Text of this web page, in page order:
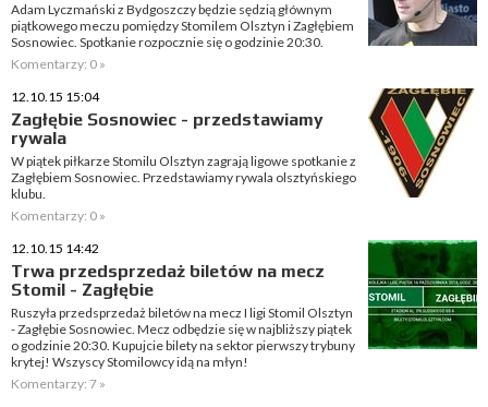
Adam Lyczmański z Bydgoszczy będzie sędzią głównym
piątkowego meczu pomiędzy Stomilem Olsztyn i Zagłębiem
Sosnowiec. Spotkanie rozpocznie się o godzinie 20:30.
Komentarzy: 0 »
12.10.15 15:04
Zagłębie Sosnowiec - przedstawiamy
rywala
W piątek piłkarze Stomilu Olsztyn zagrają ligowe spotkanie z
Zagłębiem Sosnowiec. Przedstawiamy rywala olsztyńskiego
klubu.
Komentarzy: 0 »
12.10.15 14:42
Trwa przedsprzedaż biletów na mecz
Stomil - Zagłębie
Ruszyła przedsprzedaż biletów na mecz I ligi Stomil Olsztyn
- Zagłębie Sosnowiec. Mecz odbędzie się w najbliższy piątek
o godzinie 20:30. Kupujcie bilety na sektor pierwszy trybuny
krytej! Wszyscy Stomilowcy idą na młyn!
Komentarzy: 7 »